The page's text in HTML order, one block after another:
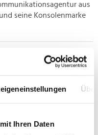
Ihren Daten
aus
seine Konsolenmarke
Krisen das
sind auf der ganzen
frei von Hürden